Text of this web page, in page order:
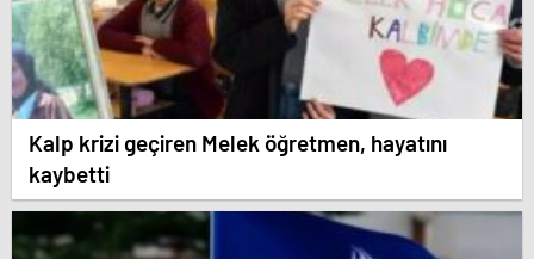
Kalp krizi geçiren Melek öğretmen, hayatını
kaybetti